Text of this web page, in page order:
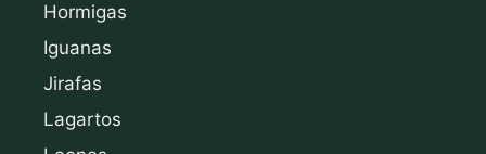
Hormigas
Iguanas
Jirafas
Lagartos